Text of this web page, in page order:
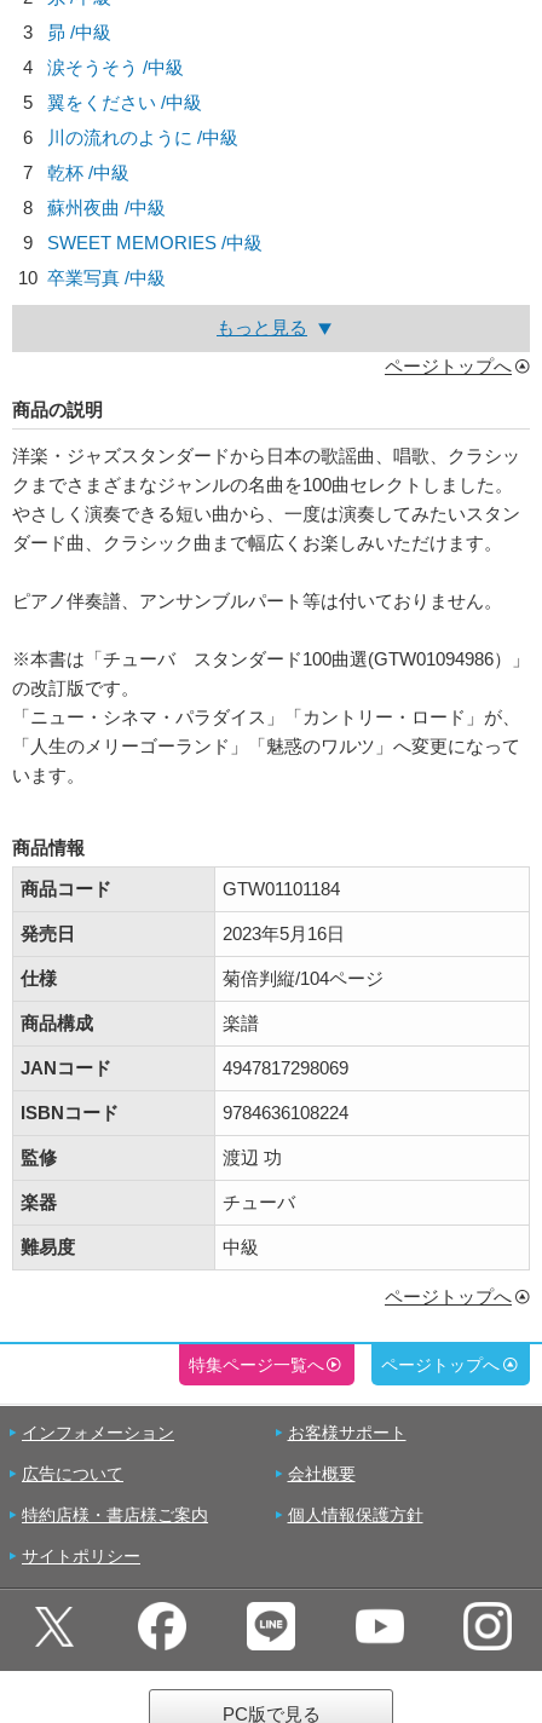
3
昴 /中級
4
涙そうそう /中級
5
翼をください /中級
6
川の流れのように /中級
7
乾杯 /中級
8
蘇州夜曲 /中級
9
SWEET MEMORIES /中級
10 卒業写真 /中級
もっと見る
ページトップへ
商品の説明
洋楽・ジャズスタンダードから日本の歌謡曲、唱歌、クラシッ
クまでさまざまなジャンルの名曲を100曲セレクトしました。
やさしく演奏できる短い曲から、一度は演奏してみたいスタン
ダード曲、クラシック曲まで幅広くお楽しみいただけます。
ピアノ伴奏譜、アンサンブルパート等は付いておりません。
※本書は「チューバ スタンダード100曲選(GTW01094986）」
の改訂版です。
「ニュー・シネマ・パラダイス」「カントリー・ロード」が、
「人生のメリーゴーランド」「魅惑のワルツ」へ変更になって
います。
商品情報
商品コード
GTW01101184
発売日 2023年5月16日
仕様 菊倍判縦/104ページ
商品構成 楽譜
JANコード 4947817298069
ISBNコード 9784636108224
監修 渡辺 功
楽器 チューバ
難易度 中級
ページトップへ
特集ページ一覧へ ページトップへ
インフォメーション お客様サポート
広告について 会社概要
特約店様・書店様ご案内 個人情報保護方針
サイトポリシー
PC版で見る